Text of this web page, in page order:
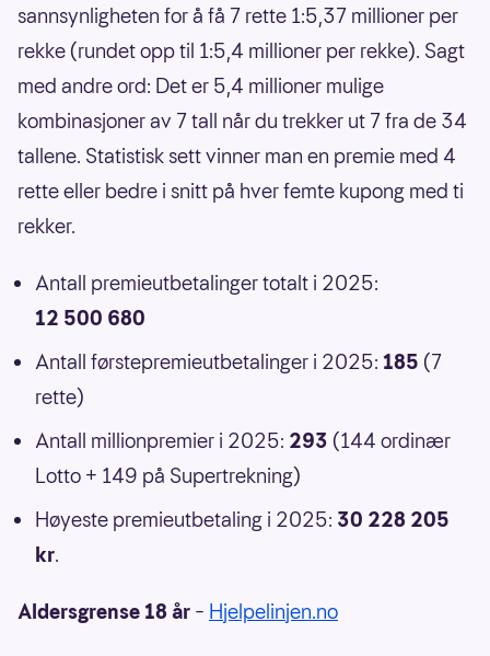
sannsynligheten for å få 7 rette 1:5,37 millioner per
rekke (rundet opp til 1:5,4 millioner per rekke). Sagt
med andre ord: Det er 5,4 millioner mulige
kombinasjoner av 7 tall når du trekker ut 7 fra de 34
tallene. Statistisk sett vinner man en premie med 4
rette eller bedre i snitt på hver femte kupong med ti
rekker.
Antall premieutbetalinger totalt i 2025:
12 500 680
Antall førstepremieutbetalinger i 2025: 185 (7
rette)
Antall millionpremier i 2025: 293 (144 ordinær
Lotto + 149 på Supertrekning)
Høyeste premieutbetaling i 2025: 30 228 205
kr.
Aldersgrense 18 år – Hjelpelinjen.no